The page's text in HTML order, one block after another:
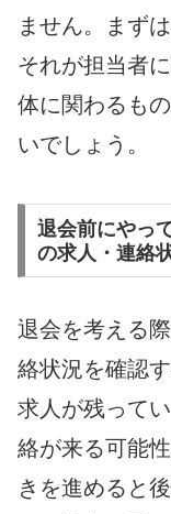
ません。まず
それが担当者
体に関わるも
いでしょう。
退会前にやっ
の求人・連絡
退会を考える
絡状況を確認
求人が残って
絡が来る可能
きを進めると